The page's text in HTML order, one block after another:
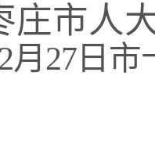
庄市人
月 27日市